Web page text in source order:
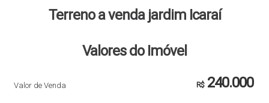
Terreno a venda jardim Icaraí
Valores do Imóvel
R$240.000
Valor de Venda